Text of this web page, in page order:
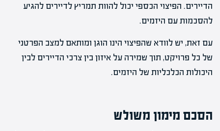
הדיירים. הפיצוי הכספי יכול להוות תמריץ לדיירים להגיע
להסכמות עם היזמים.
עם זאת, יש לוודא שהפיצוי הינו הוגן ומותאם למצב הפרטני
של כל פרויקט, תוך שמירה על איזון בין צרכי הדיירים לבין
היכולות הכלכליות של היזמים.
הסכם מימון משולש